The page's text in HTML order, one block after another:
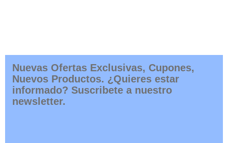
Nuevas Ofertas Exclusivas, Cupones,
Nuevos Productos. ¿Quieres estar
informado? Suscribete a nuestro
newsletter.